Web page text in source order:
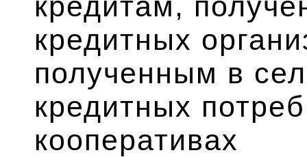
кредитных
полученным в
кредитных
кооперативах